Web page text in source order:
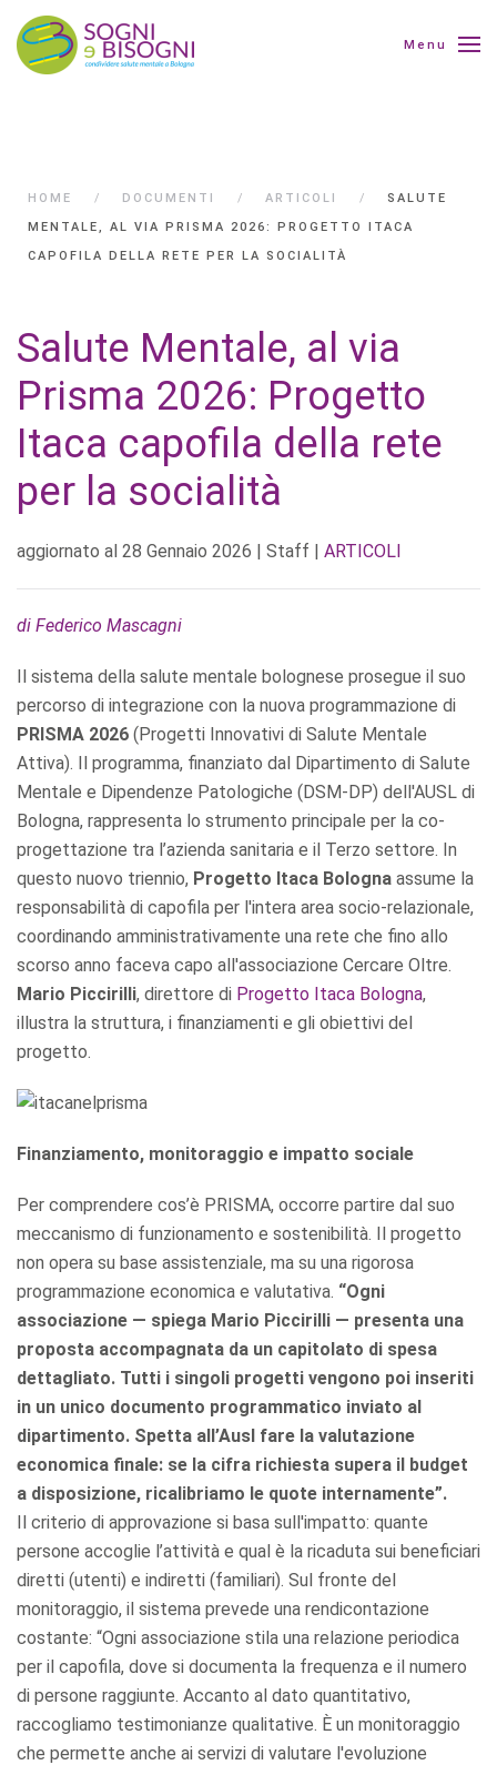
Menu
HOME DOCUMENTI ARTICOLI
SALUTE
MENTALE, AL VIA PRISMA 2026: PROGETTO ITACA
CAPOFILA DELLA RETE PER LA SOCIALITÀ
Salute Mentale, al via
Prisma 2026: Progetto
Itaca capofila della rete
per la socialità
aggiornato al 28 Gennaio 2026 | Staff | ARTICOLI
di Federico Mascagni
Il sistema della salute mentale bolognese prosegue il suo
percorso di integrazione con la nuova programmazione di
PRISMA 2026 (Progetti Innovativi di Salute Mentale
Attiva). Il programma, finanziato dal Dipartimento di Salute
Mentale e Dipendenze Patologiche (DSM-DP) dell'AUSL di
Bologna, rappresenta lo strumento principale per la co-
progettazione tra l’azienda sanitaria e il Terzo settore. In
questo nuovo triennio, Progetto Itaca Bologna assume la
responsabilità di capofila per l'intera area socio-relazionale,
coordinando amministrativamente una rete che fino allo
scorso anno faceva capo all'associazione Cercare Oltre.
Mario Piccirilli, direttore di Progetto Itaca Bologna,
illustra la struttura, i finanziamenti e gli obiettivi del
progetto.
Finanziamento, monitoraggio e impatto sociale
Per comprendere cos’è PRISMA, occorre partire dal suo
meccanismo di funzionamento e sostenibilità. Il progetto
non opera su base assistenziale, ma su una rigorosa
programmazione economica e valutativa. “Ogni
associazione — spiega Mario Piccirilli — presenta una
proposta accompagnata da un capitolato di spesa
dettagliato. Tutti i singoli progetti vengono poi inseriti
in un unico documento programmatico inviato al
dipartimento. Spetta all’Ausl fare la valutazione
economica finale: se la cifra richiesta supera il budget
a disposizione, ricalibriamo le quote internamente”.
Il criterio di approvazione si basa sull'impatto: quante
persone accoglie l’attività e qual è la ricaduta sui beneficiari
diretti (utenti) e indiretti (familiari). Sul fronte del
monitoraggio, il sistema prevede una rendicontazione
costante: “Ogni associazione stila una relazione periodica
per il capofila, dove si documenta la frequenza e il numero
di persone raggiunte. Accanto al dato quantitativo,
raccogliamo testimonianze qualitative. È un monitoraggio
che permette anche ai servizi di valutare l'evoluzione